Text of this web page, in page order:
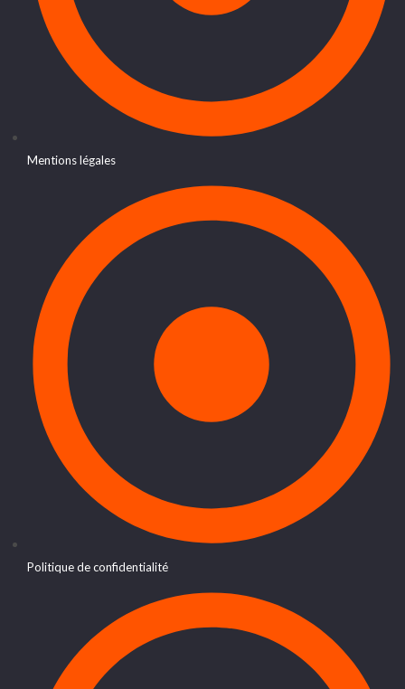
Mentions légales
Politique de confidentialité